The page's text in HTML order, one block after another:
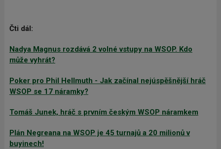
Čti dál:
Nadya Magnus rozdává 2 volné vstupy na WSOP. Kdo
může vyhrát?
Poker pro Phil Hellmuth - Jak začínal nejúspěšnější hráč
WSOP se 17 náramky?
Tomáš Junek, hráč s prvním českým WSOP náramkem
Plán Negreana na WSOP je 45 turnajů a 20 milionů v
buyinech!